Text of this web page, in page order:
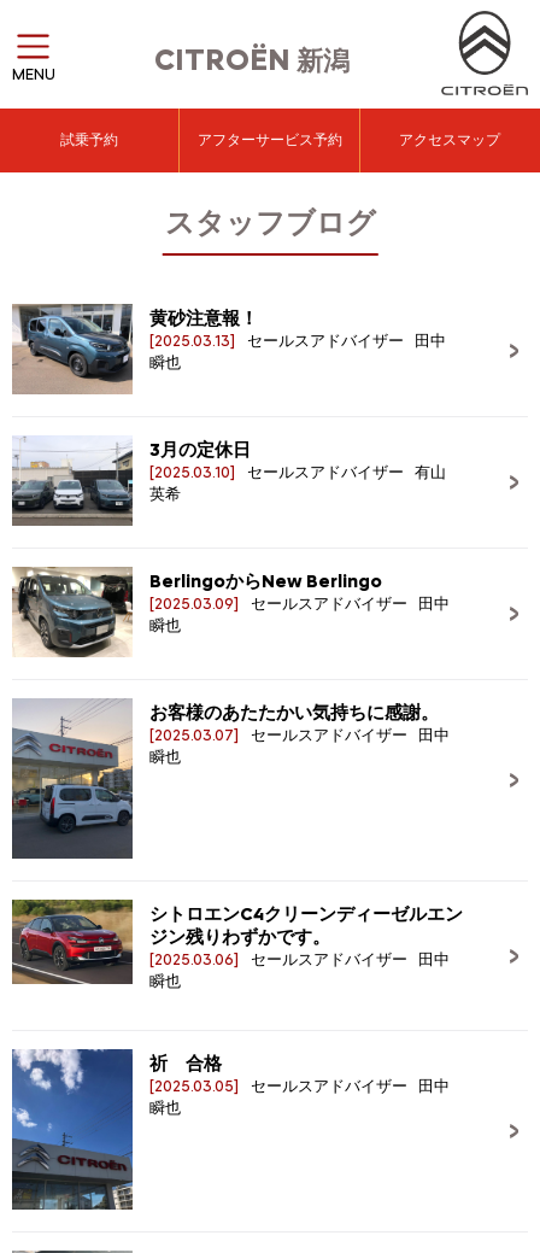
CITROËN 新潟
MENU
試乗予約 アフターサービス予約 アクセスマップ
スタッフブログ
黄砂注意報！
[2025.03.13]
セールスアドバイザー 田中
瞬也
3月の定休日
[2025.03.10]
セールスアドバイザー 有山
英希
BerlingoからNew Berlingo
[2025.03.09]
セールスアドバイザー 田中
瞬也
お客様のあたたかい気持ちに感謝。
[2025.03.07]
セールスアドバイザー 田中
瞬也
シトロエンC4クリーンディーゼルエン
ジン残りわずかです。
[2025.03.06]
セールスアドバイザー 田中
瞬也
祈 合格
[2025.03.05]
セールスアドバイザー 田中
瞬也